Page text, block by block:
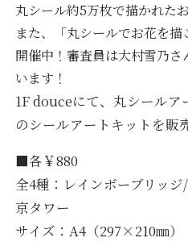
丸シール約5万枚で描かれた
また、「丸シールでお花を
開催中！審査員は大村雪乃
います！
1F douceにて、丸シールア
のシールアートキットを販
■各￥880
全4種：レインボーブリッ
京タワー
サイズ：A4（297×210㎜）